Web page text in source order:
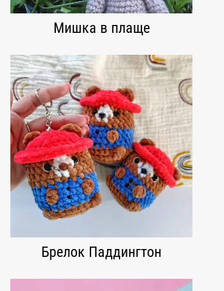
Мишка в плаще
Брелок Паддингтон